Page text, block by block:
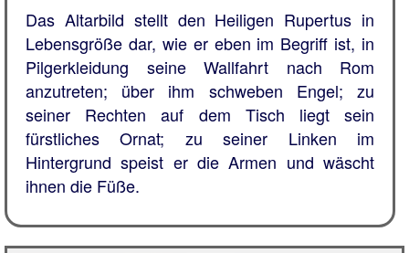
Das Altarbild stellt den Heiligen Rupertus in
Lebensgröße dar, wie er eben im Begriff ist, in
Pilgerkleidung seine Wallfahrt nach Rom
anzutreten; über ihm schweben Engel; zu
seiner Rechten auf dem Tisch liegt sein
fürstliches Ornat; zu seiner Linken im
Hintergrund speist er die Armen und wäscht
ihnen die Füße.